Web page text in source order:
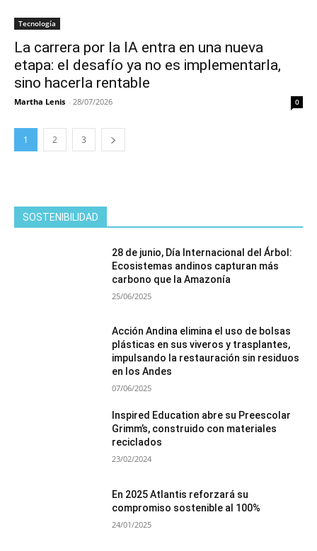
Tecnología
La carrera por la IA entra en una nueva
etapa: el desafío ya no es implementarla,
sino hacerla rentable
Martha Lenis - 28/07/2026 0
1 2 3
SOSTENIBILIDAD
28 de junio, Día Internacional del Árbol:
Ecosistemas andinos capturan más
carbono que la Amazonía
25/06/2025
Acción Andina elimina el uso de bolsas
plásticas en sus viveros y trasplantes,
impulsando la restauración sin residuos
en los Andes
07/06/2025
Inspired Education abre su Preescolar
Grimm’s, construido con materiales
reciclados
23/02/2024
En 2025 Atlantis reforzará su
compromiso sostenible al 100%
24/01/2025